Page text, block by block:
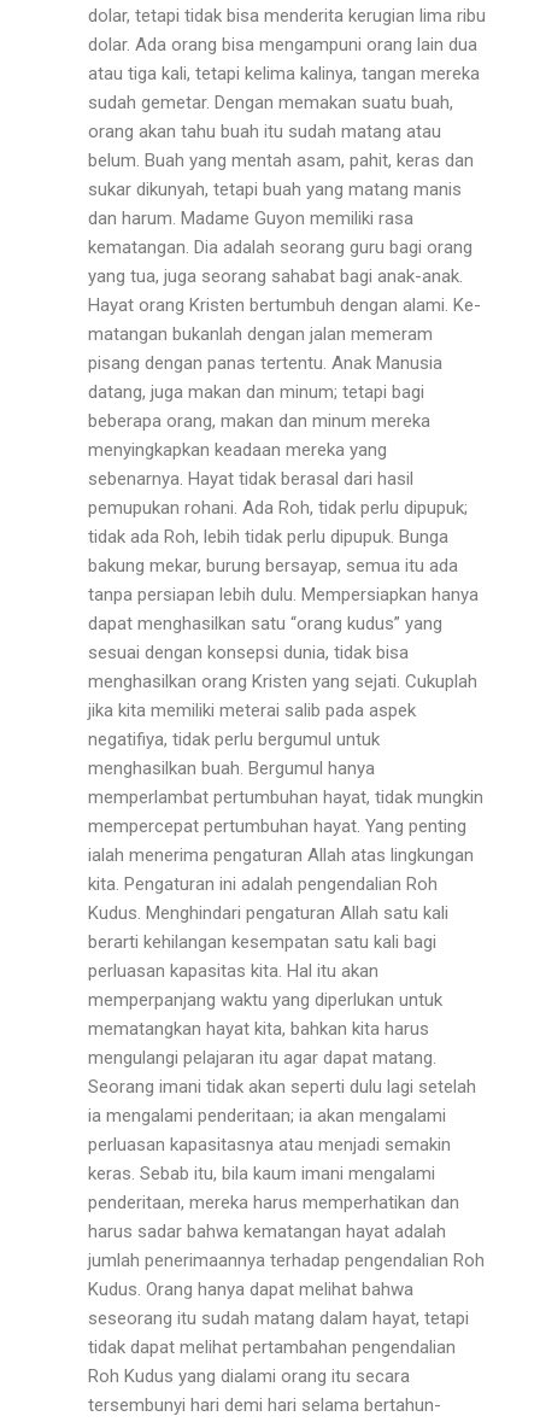
dolar, tetapi tidak bisa menderita kerugian lima ribu
dolar. Ada orang bisa mengampuni orang lain dua
atau tiga kali, tetapi kelima kalinya, tangan mereka
su­dah gemetar. Dengan memakan suatu buah,
orang akan tahu buah itu sudah matang atau
belum. Buah yang mentah asam, pahit, keras dan
sukar dikunyah, tetapi buah yang matang manis
dan harum. Madame Guyon memiliki rasa
kematangan. Dia adalah seorang guru bagi orang
yang tua, juga seorang sahabat bagi anak-­anak.
Hayat orang Kristen bertumbuh dengan alami. Ke­
matangan bukanlah dengan jalan memeram
pisang de­ngan panas tertentu. Anak Manusia
datang, juga makan dan minum; tetapi bagi
beberapa orang, makan dan minum mereka
menyingkapkan keadaan mereka yang
sebenarnya. Hayat tidak berasal dari hasil
pemupukan rohani. Ada Roh, tidak perlu dipupuk;
tidak ada Roh, lebih tidak perlu dipupuk. Bunga
bakung mekar, burung bersayap, semua itu ada
tanpa persiapan lebih dulu. Mempersiapkan hanya
dapat menghasilkan satu “orang kudus” yang
sesuai dengan konsepsi dunia, tidak bisa
menghasilkan orang Kristen yang sejati. Cukuplah
jika kita memiliki meterai salib pada aspek
negatifiya, tidak perlu bergumul untuk
menghasilkan buah. Bergumul ha­nya
memperlambat pertumbuhan hayat, tidak mungkin
mempercepat pertumbuhan hayat. Yang penting
ialah menerima pengaturan Allah atas lingkungan
kita. Penga­turan ini adalah pengendalian Roh
Kudus. Menghindari pengaturan Allah satu kali
berarti kehilangan kesempat­an satu kali bagi
perluasan kapasitas kita. Hal itu akan
memperpanjang waktu yang diperlukan untuk
mema­tangkan hayat kita, bahkan kita harus
mengulangi pela­jaran itu agar dapat matang.
Seorang imani tidak akan seperti dulu lagi setelah
ia mengalami penderitaan; ia akan mengalami
perluasan kapasitasnya atau menjadi semakin
keras. Sebab itu, bila kaum imani mengalami
penderitaan, mereka harus memperhatikan dan
harus sadar bahwa kematangan hayat adalah
jumlah peneri­maannya terhadap pengendalian Roh
Kudus. Orang ha­nya dapat melihat bahwa
seseorang itu sudah matang dalam hayat, tetapi
tidak dapat melihat pertambahan pengendalian
Roh Kudus yang dialami orang itu secara
tersembunyi hari demi hari selama bertahun-